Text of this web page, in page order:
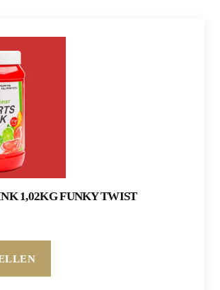
1,02KG FUNKY TWIST